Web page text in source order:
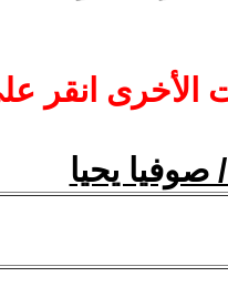
الأخرى انقر
صوفيا يحيا